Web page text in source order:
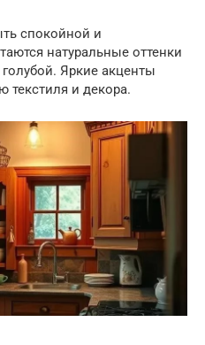
спокойной и
натуральные оттенки
Яркие акценты
и декора.